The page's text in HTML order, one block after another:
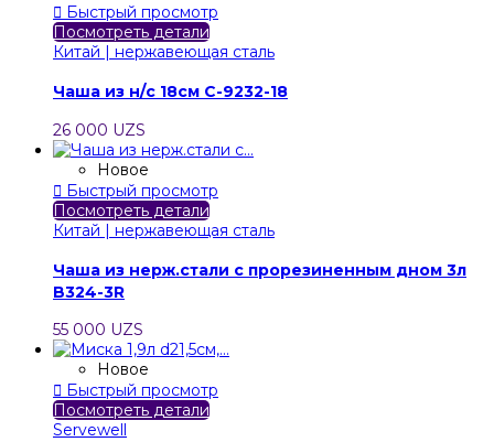
 Быстрый просмотр
Посмотреть детали
Китай | нержавеющая сталь
Чаша из н/с 18см C-9232-18
26 000 UZS
Новое
 Быстрый просмотр
Посмотреть детали
Китай | нержавеющая сталь
Чаша из нерж.стали с прорезиненным дном 3л
B324-3R
55 000 UZS
Новое
 Быстрый просмотр
Посмотреть детали
Servewell